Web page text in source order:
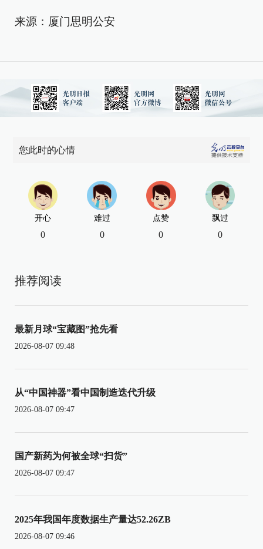
来源：厦门思明公安
您此时的心情
开心
0
难过
0
点赞
0
飘过
0
推荐阅读
最新月球“宝藏图”抢先看
2026-08-07 09:48
从“中国神器”看中国制造迭代升级
2026-08-07 09:47
国产新药为何被全球“扫货”
2026-08-07 09:47
2025年我国年度数据生产量达52.26ZB
2026-08-07 09:46